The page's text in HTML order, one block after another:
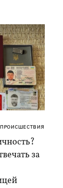
ПРОИСШЕСТВИЯ
за